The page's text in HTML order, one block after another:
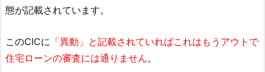
態が記載されています。
このCICに 「異動」と記載されていればこれはもうアウトで
住宅ローンの審査には通りません。